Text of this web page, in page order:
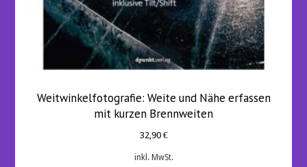
Weitwinkelfotografie: Weite und Nähe erfassen
mit kurzen Brennweiten
32,90 €
inkl. MwSt.